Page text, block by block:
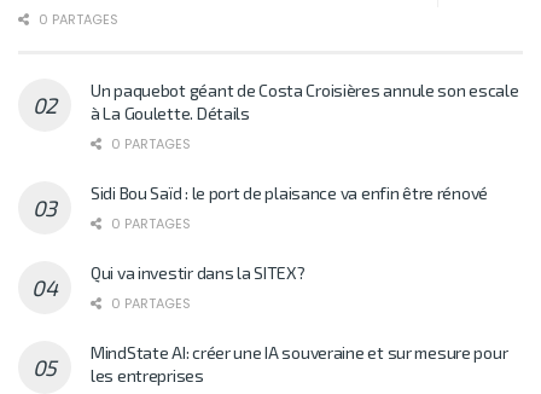
0 PARTAGES
Un paquebot géant de Costa Croisières annule son escale
à La Goulette. Détails
0 PARTAGES
Sidi Bou Saïd : le port de plaisance va enfin être rénové
0 PARTAGES
Qui va investir dans la SITEX?
0 PARTAGES
MindState AI: créer une IA souveraine et sur mesure pour
les entreprises